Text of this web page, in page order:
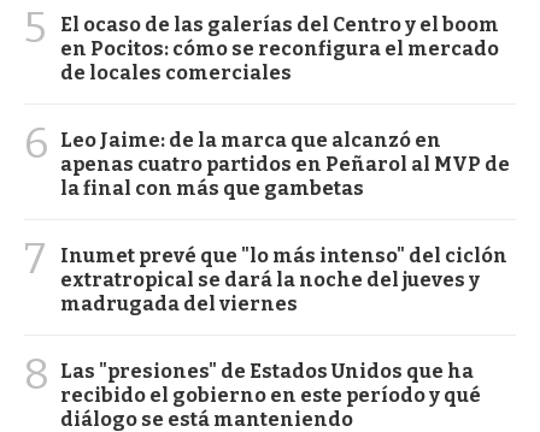
5
El ocaso de las galerías del Centro y el boom
en Pocitos: cómo se reconfigura el mercado
de locales comerciales
6
Leo Jaime: de la marca que alcanzó en
apenas cuatro partidos en Peñarol al MVP de
la final con más que gambetas
7
Inumet prevé que "lo más intenso" del ciclón
extratropical se dará la noche del jueves y
madrugada del viernes
8
Las "presiones" de Estados Unidos que ha
recibido el gobierno en este período y qué
diálogo se está manteniendo